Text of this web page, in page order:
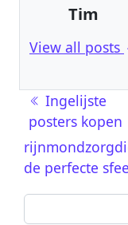
Tim
View all posts
Ingelijste
posters kopen
de perfecte
Search for: